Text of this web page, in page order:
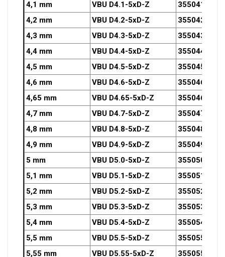
4,1 mm VBU D4.1-5xD-Z
3550410OZ
4,2 mm
VBU D4.2-5xD-Z
3550420OZ
4,3 mm
VBU D4.3-5xD-Z
3550430OZ
4,4 mm
VBU D4.4-5xD-Z
3550440OZ
4,5 mm
VBU D4.5-5xD-Z
3550450OZ
4,6 mm
VBU D4.6-5xD-Z
3550460OZ
4,65 mm
VBU D4.65-5xD-Z
3550465OZ
4,7 mm
VBU D4.7-5xD-Z
3550470OZ
4,8 mm
VBU D4.8-5xD-Z
3550480OZ
4,9 mm
VBU D4.9-5xD-Z
3550490OZ
5 mm
VBU D5.0-5xD-Z
3550500OZ
5,1 mm
VBU D5.1-5xD-Z
3550510OZ
5,2 mm
VBU D5.2-5xD-Z
3550520OZ
5,3 mm
VBU D5.3-5xD-Z
3550530OZ
5,4 mm
VBU D5.4-5xD-Z
3550540OZ
5,5 mm
VBU D5.5-5xD-Z
3550550OZ
5,55 mm
VBU D5.55-5xD-Z
3550555OZ